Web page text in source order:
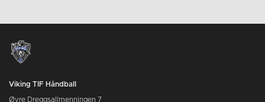
Viking TIF Håndball
Øvre Dreggsallmenningen 7